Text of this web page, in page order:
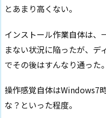
とあまり高くない。
インストール作業自体は、
まない状況に陥ったが、デ
でその後はすんなり通った。
操作感覚自体はWindows7
な？といった程度。